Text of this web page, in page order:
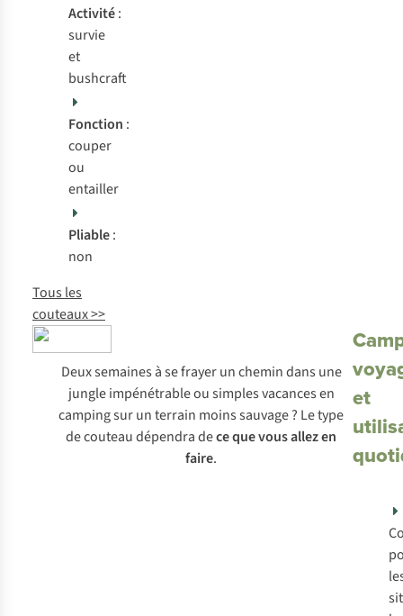
Activité:
survie
et
bushcraft
Fonction :
couper
ou
entailler
Pliable:
non
Tous les
couteaux >>
Deux semaines à se frayer un chemin dans une
jungle impénétrable ou simples vacances en
camping sur un terrain moins sauvage ? Le type
de couteau dépendra dece que vous allez en
faire.
et